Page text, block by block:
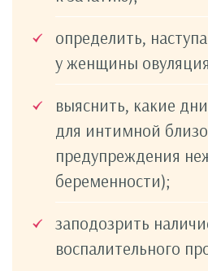
определить,
у женщины
выяснить, какие
для интимной
предупреждения
беременности);
заподозрить
воспалительного